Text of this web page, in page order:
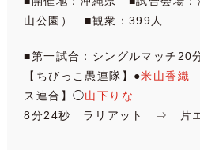
山公園） ■観衆：399人
■第一試合：シングルマッチ20
【ちびっこ愚連隊】●米山香織
ス連合】◯山下りな
8分24秒 ラリアット ⇒ 片エ